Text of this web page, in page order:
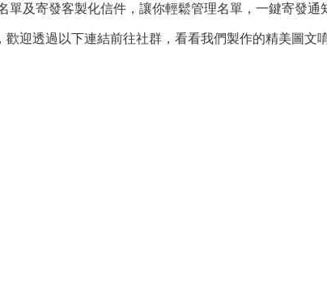
及寄發客製化信件，讓你輕鬆管理名單，一鍵寄發通
迎透過以下連結前往社群，看看我們製作的精美圖文